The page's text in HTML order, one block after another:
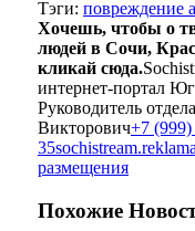
Тэги: повреждение
Хочешь, чтобы о
людей в Сочи,
кликай сюда.
интернет-портал
Руководитель
Викторович+7
35
размещения
Похожие